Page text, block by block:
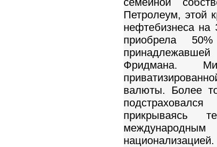
Петролеум, этой
нефтебизнеса на
приобрела
Фридмана.
валюты. Более
прикрываясь
национализацией.